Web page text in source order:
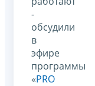
-
обсудили
в
эфире
программы
«PRO